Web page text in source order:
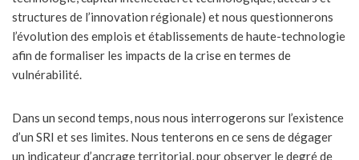
structures de l’innovation régionale) et nous questionnerons
l’évolution des emplois et établissements de haute-technologie
afin de formaliser les impacts de la crise en termes de
vulnérabilité.
Dans un second temps, nous nous interrogerons sur l’existence
d’un SRI et ses limites. Nous tenterons en ce sens de dégager
un indicateur d’ancrage territorial, pour observer le degré de